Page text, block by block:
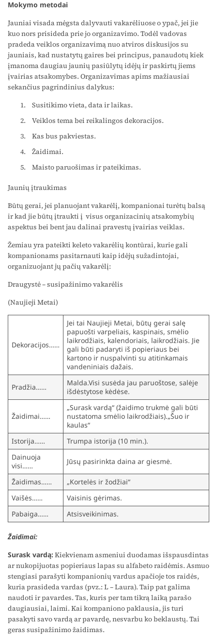
Mokymo metodai
Jauniai visada mėgsta dalyvauti vakarėliuose o ypač, jei jie
kuo nors prisideda prie jo organizavimo. Todėl vadovas
pradeda veiklos organizavimą nuo atviros diskusijos su
jauniais, kad nustatytų gaires bei principus, panaudotų kiek
įmanoma daugiau jaunių pasiūlytų idėjų ir paskirtų jiems
įvairias atsakomybes. Organizavimas apims mažiausiai
sekančius pagrindinius dalykus:
Susitikimo vieta, data ir laikas.
Veiklos tema bei reikalingos dekoracijos.
Kas bus pakviestas.
Žaidimai.
Maisto paruošimas ir pateikimas.
Jaunių įtraukimas
Būtų gerai, jei planuojant vakarėlį, kompanionai turėtų balsą
ir kad jie būtų įtraukti į visus organizacinių atsakomybių
aspektus bei bent jau dalinai pravestų įvairias veiklas.
Žemiau yra pateikti keleto vakarėlių kontūrai, kurie gali
kompanionams pasitarnauti kaip idėjų sužadintojai,
organizuojant jų pačių vakarėlį:
Draugystė – susipažinimo vakarėlis
(Naujieji Metai)
Dekoracijos……
Jei tai Naujieji Metai, būtų gerai salę
papuošti varpeliais, kaspinais, smėlio
laikrodžiais, kalendoriais, laikrodžiais. Jie
gali būti padaryti iš popieriaus bei
kartono ir nuspalvinti su atitinkamais
vandeniniais dažais.
Pradžia……
Malda.Visi susėda jau paruoštose, salėje
išdėstytose kėdėse.
Žaidimai……
„Surask vardą“ (žaidimo trukmė gali būti
nustatoma smėlio laikrodžiais).„Šuo ir
kaulas“
Istorija……
Trumpa istorija (10 min.).
Dainuoja
visi……
Jūsų pasirinkta daina ar giesmė.
Žaidimas……
„Kortelės ir žodžiai“
Vaišės……
Vaisinis gėrimas.
Pabaiga……
Atsisveikinimas.
Žaidimai:
Surask vardą:Kiekvienam asmeniui duodamas išspausdintas
ar nukopijuotas popieriaus lapas su alfabeto raidėmis. Asmuo
stengiasi parašyti kompanionių vardus apačioje tos raidės,
kuria prasideda vardas (pvz.: L – Laura). Taip pat galima
naudoti ir pavardes. Tas, kuris per tam tikrą laiką parašo
daugiausiai, laimi. Kai kompaniono paklausia, jis turi
pasakyti savo vardą ar pavardę, nesvarbu ko beklaustų. Tai
geras susipažinimo žaidimas.